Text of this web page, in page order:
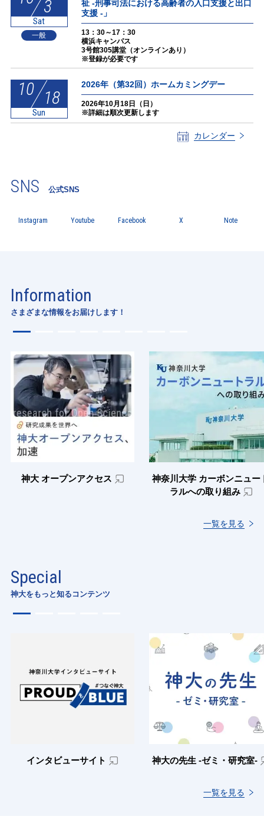
3
Sat
一般
祉 -刑事司法における高齢者の入口支援と出口
支援 -」
13：30～17：30
横浜キャンパス
3号館305講堂（オンラインあり）
※登録が必要です
10 18
Sun
2026年（第32回）ホームカミングデー
2026年10月18日（日）
※詳細は順次更新します
カレンダー
SNS 公式SNS
Instagram Youtube Facebook X Note
Information
さまざまな情報をお届けします！
神大 オープンアクセス
神奈川大学 カーボンニュー
ラルへの取り組み
一覧を見る
Special
神大をもっと知るコンテンツ
インタビューサイト 神大の先生 -ゼミ・研究室-
一覧を見る